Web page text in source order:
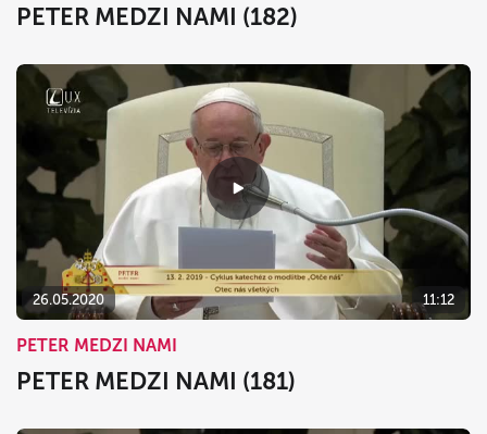
PETER MEDZI NAMI (182)
26.05.2020 11:12
PETER MEDZI NAMI
PETER MEDZI NAMI (181)